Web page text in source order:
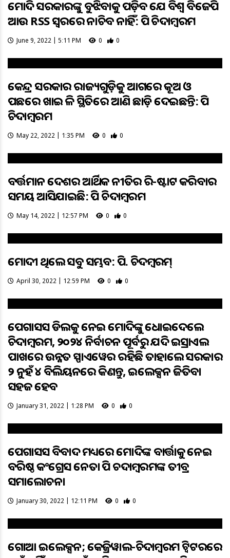
ମୋଦି ସରକାରଙ୍କୁ ବୁଝିବାକୁ ପଡ଼ିବ ଯେ ବିଶ୍ୱ ବିଜେପି
ଆଉ RSS ସ୍ୱରରେ ନାଚିବ ନାହିଁ: ପି ଚିଦାମ୍ବରମ
June 9, 2022 | 5:11 PM 0 0
କେନ୍ଦ୍ର ସରକାର ରାଜ୍ୟଗୁଡ଼ିକୁ ଆଗରେ କୂଅ ଓ
ପଛରେ ଖାଇ ଭଳି ସ୍ଥିତିରେ ଆଣି ଛାଡ଼ି ଦେଇଛନ୍ତି: ପି
ଚିଦାମ୍ବରମ
May 22, 2022 | 1:35 PM 0 0
ବର୍ତ୍ତମାନ ଦେଶର ଆର୍ଥିକ ନୀତିର ରି-ଷ୍ଟାଟ କରିବାର
ସମୟ ଆସିଯାଇଛି: ପି ଚିଦାମ୍ବରମ
May 14, 2022 | 12:57 PM 0 0
ମୋଦୀ ଥିଲେ ସବୁ ସମ୍ଭବ: ପି. ଚିଦମ୍ବରମ୍‌
April 30, 2022 | 12:59 PM 0 0
ପେଗାସସ ଡିଲକୁ ନେଇ ମୋଦିଙ୍କୁ ଧୋଇଦେଲେ
ଚିଦାମ୍ବରମ, ୨୦୨୪ ନିର୍ବାଚନ ପୂର୍ବରୁ ଯଦି ଇସ୍ରାଏଲ
ପାଖରେ ଉନ୍ନତ ସ୍ପାଏୱେର ରହିଛି ତାହାଲେ ସରକାର
୨ ନୁହଁ ୪ ବିଲିୟନରେ କିଣନ୍ତୁ, ଇଲେକ୍ସନ ଜିତିବା
ସହଜ ହେବ
January 31, 2022 | 1:28 PM 0 0
ପେଗାସସ ବିବାଦ ମଧ୍ୟରେ ମୋଦିଙ୍କ ବାର୍ତ୍ତାକୁ ନେଇ
ବରିଷ୍ଠ କଂଗ୍ରେସ ନେତା ପି ଚଦାମ୍ବରମଙ୍କ ତୀବ୍ର
ସମାଲୋଚନା
January 30, 2022 | 12:11 PM 0 0
ଗୋଆ ଇଲେକ୍ସନ; କେଜ୍ରିୱାଲ-ଚିଦାମ୍ବରମ ଟ୍ୱିଟରରେ